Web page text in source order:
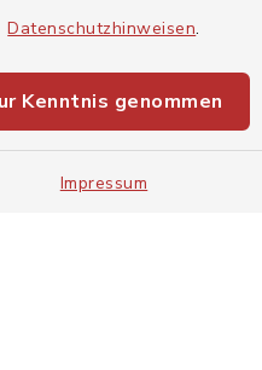
Datenschutzhinweisen.
Kenntnis genommen
Impressum
Impressum
Sitemap